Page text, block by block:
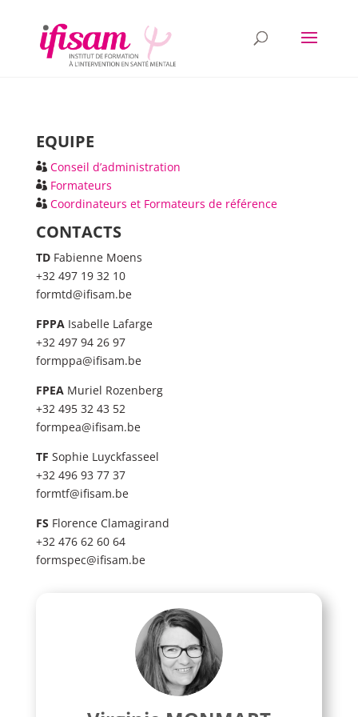
EQUIPE
Conseil d’administration
Formateurs
Coordinateurs et Formateurs de référence
CONTACTS
TD Fabienne Moens
+32 497 19 32 10
formtd@ifisam.be
FPPA Isabelle Lafarge
+32 497 94 26 97
formppa@ifisam.be
FPEA Muriel Rozenberg
+32 495 32 43 52
formpea@ifisam.be
TF Sophie Luyckfasseel
+32 496 93 77 37
formtf@ifisam.be
FS Florence Clamagirand
+32 476 62 60 64
formspec@ifisam.be